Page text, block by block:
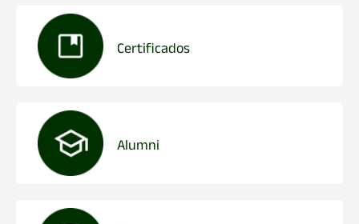
Certificados
Alumni